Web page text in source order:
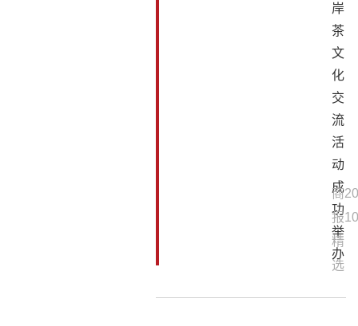
岸
茶
文
化
交
流
活
动
成
功
举
办
商
报
精
选